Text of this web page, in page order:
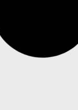
um país marcado